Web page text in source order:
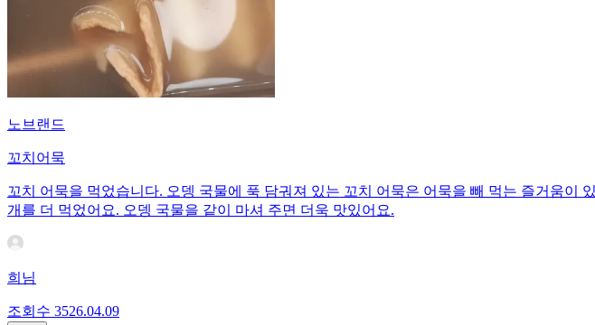
노브랜드
꼬치어묵
꼬치 어묵을 먹었습니다. 오뎅 국물에 푹 담궈져 있는 꼬치 어묵은 어묵을 빼 먹는 즐거움이
개를 더 먹었어요. 오뎅 국물을 같이 마셔 주면 더욱 맛있어요.
희님
조회수 3526.04.09